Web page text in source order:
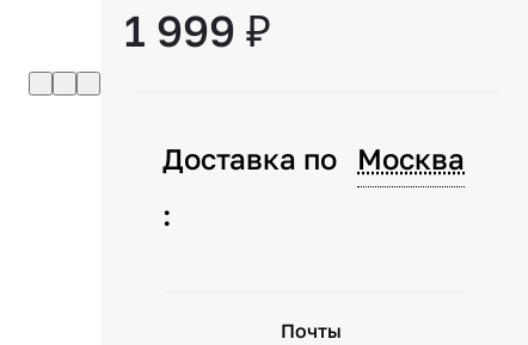
1 999 ₽
Доставка по
Москва
:
Почты